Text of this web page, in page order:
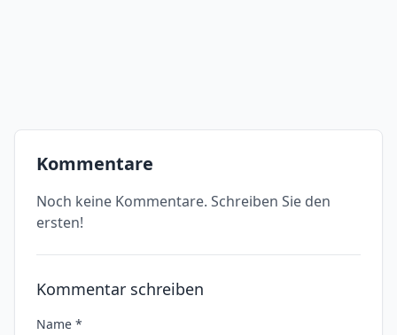
Kommentare
Noch keine Kommentare. Schreiben Sie den
ersten!
Kommentar schreiben
Name *